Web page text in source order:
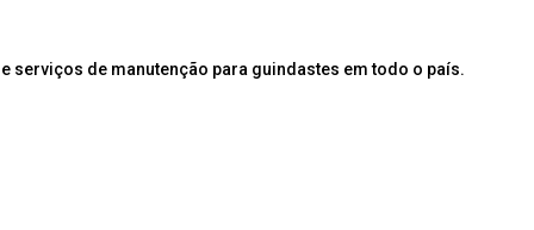
serviços de manutenção para guindastes em todo o país.